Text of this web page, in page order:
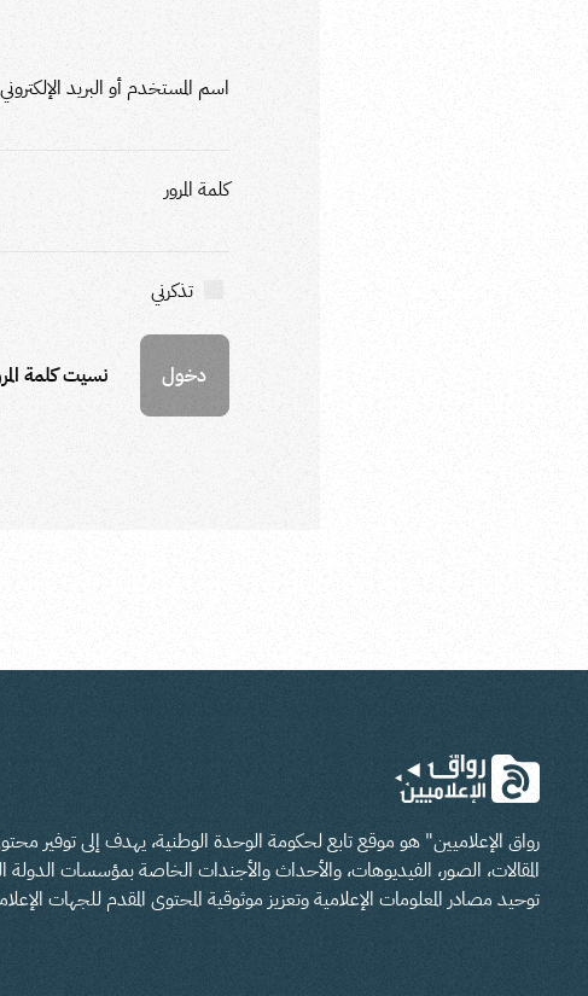
اسم المستخدم أو البريد الإلكتروني
كلمة المرور
تذكرني
نسيت كلمة
رواق الإعلاميين" هو موقع تابع لحكومة الوحدة الوطنية، يهدف إلى توفير
المقالات، الصور، الفيديوهات، والأحداث والأجندات الخاصة بمؤسسات الدولة
توحيد مصادر المعلومات الإعلامية وتعزيز موثوقية المحتوى المقدم للجهات